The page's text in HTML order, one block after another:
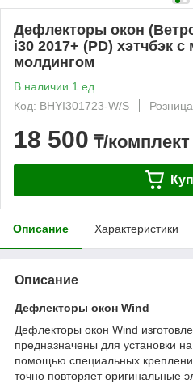
Дефлекторы окон
i30 2017+ (PD) хэтчбэк
молдингом
В наличии 1 ед.
Код: BHYI301723-W/S
Розница
18 500 ₸/комплект
Описание Характеристики
Описание
Дефлекторы окон Wind
Дефлекторы окон Wind
предназначены для установки
помощью специальных
точно повторяет оригинальные